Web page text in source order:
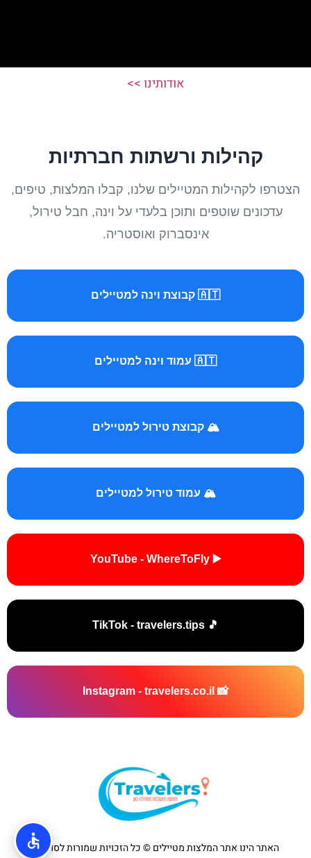
אודותינו >>
קהילות ורשתות חברתיות
הצטרפו לקהילות המטיילים שלנו, קבלו המלצות, טיפים,
עדכונים שוטפים ותוכן בלעדי על וינה, חבל טירול,
אינסברוק ואוסטריה.
🇦🇹 קבוצת וינה למטיילים
🇦🇹 עמוד וינה למטיילים
🏔️ קבוצת טירול למטיילים
🏔️ עמוד טירול למטיילים
▶️ YouTube - WhereToFly
🎵 TikTok - travelers.tips
📸 Instagram - travelers.co.il
האתר הינו אתר המלצות מטיילים © כל הזכויות שמורות לסוכנות